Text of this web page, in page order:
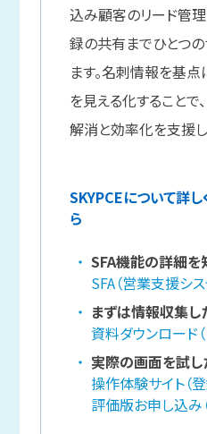
込み顧客のリード管
録の共有までひとつ
ます。名刺情報を基
を見える化すること
解消と効率化を支援し
SKYPCEについて詳
ら
SFA機能の詳細を
SFA（営業支援シ
まずは情報収集し
資料ダウンロード
実際の画面を試し
操作体験サイト（
評価版お申し込み